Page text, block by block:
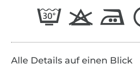
Alle Details auf einen Blick